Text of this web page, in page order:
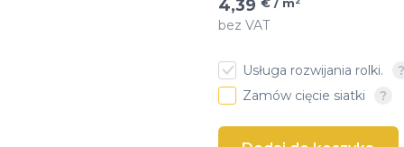
4,39
bez VAT
Usługa rozwijania rolki.
Zamów cięcie siatki